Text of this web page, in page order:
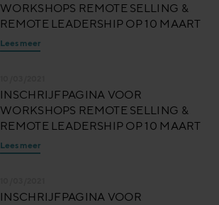
WORKSHOPS REMOTE SELLING &
REMOTE LEADERSHIP OP 10 MAART
Lees meer
INSCHRIJFPAGINA VOOR
WORKSHOPS REMOTE SELLING &
REMOTE LEADERSHIP OP 10 MAART
Lees meer
INSCHRIJFPAGINA VOOR